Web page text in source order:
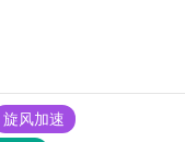
旋风加速